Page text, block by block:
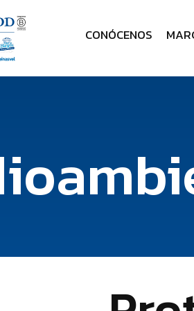
CONÓCENOS